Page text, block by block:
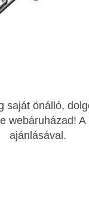
saját önálló,
webáruházad! A
ajánlásával.